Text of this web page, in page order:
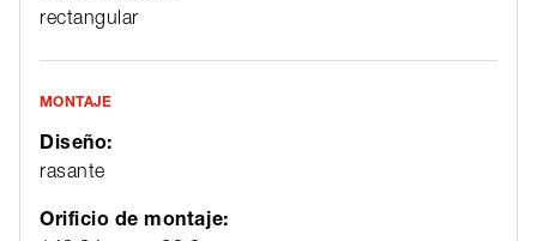
rectangular
MONTAJE
Diseño:
rasante
Orificio de montaje: